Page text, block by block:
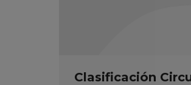
Clasificación